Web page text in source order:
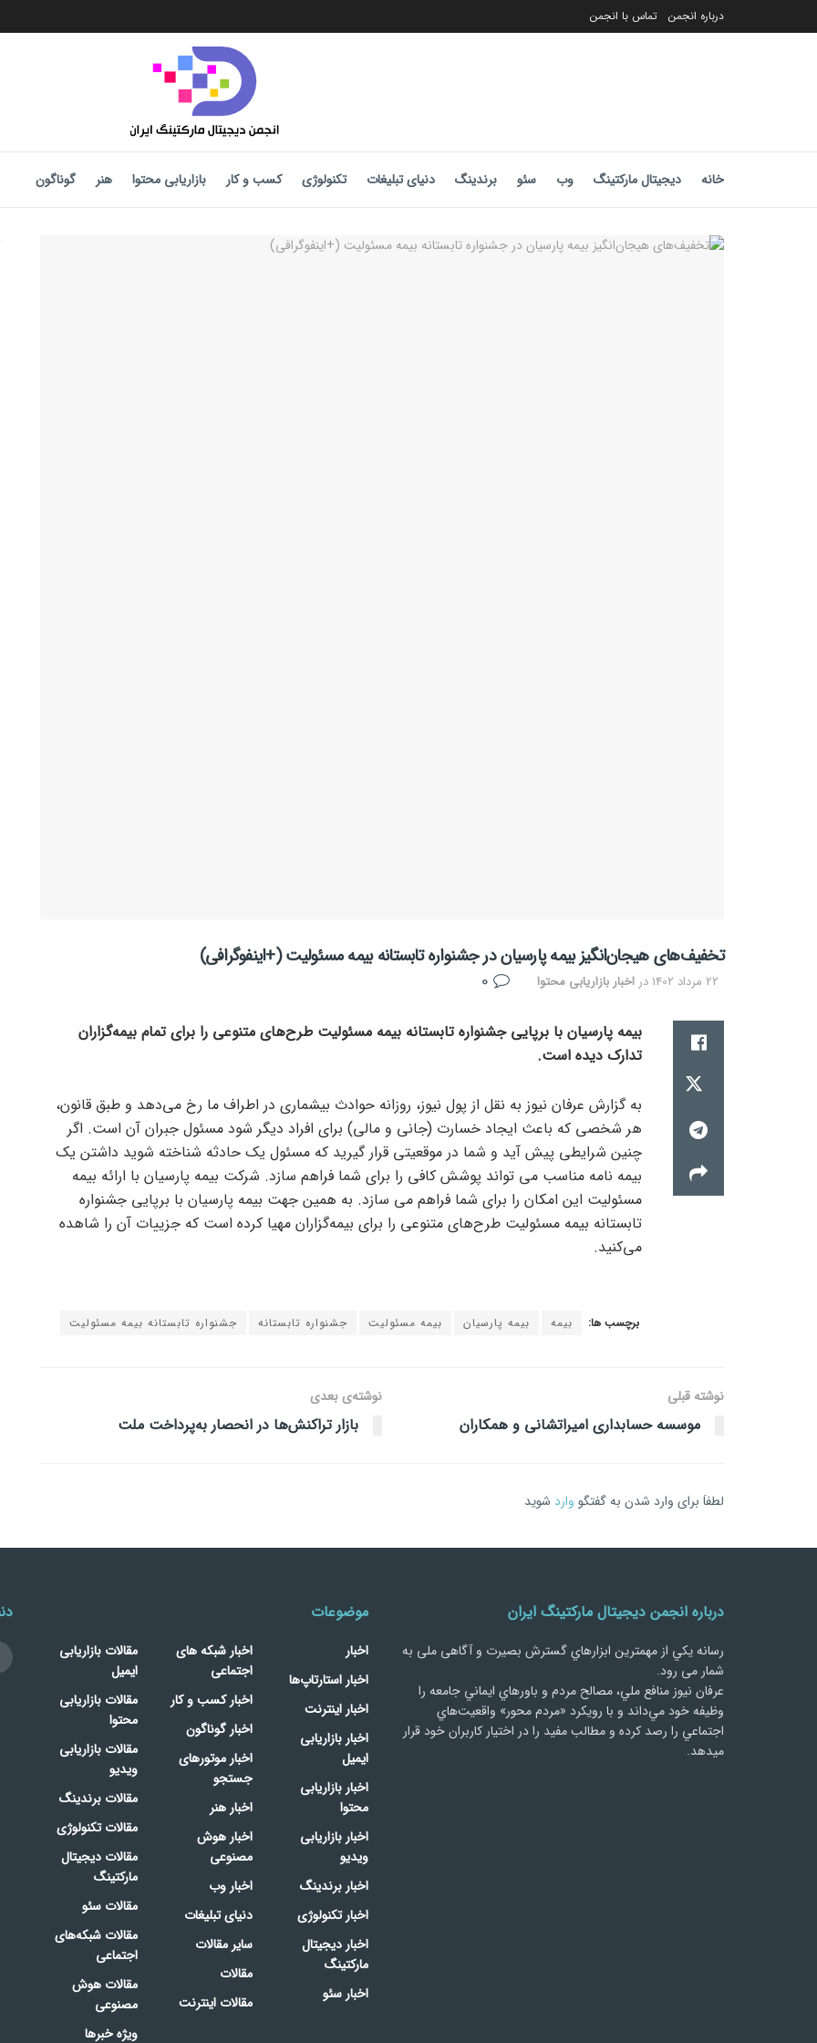
درباره انجمن تماس با انجمن
خانه دیجیتال مارکتینگ وب سئو برندینگ دنیای تبلیغات تکنولوژی کسب و کار بازاریابی محتوا هنر گوناگون
تخفیف‌های هیجان‌انگیز بیمه پارسیان در جشنواره تابستانه بیمه مسئولیت (+اینفوگرافی)
22 مرداد 1402 دراخبار بازاریابی محتوا
بیمه پارسیان با برپایی جشنواره تابستانه بیمه مسئولیت طرح‌های متنوعی را برای تمام بیمه‌گزاران
تدارک دیده است.
به گزارش عرفان نیوز به نقل از پول نیوز، روزانه حوادث بیشماری در اطراف ما رخ می‌دهد و طبق قانون،
هر شخصی که باعث ایجاد خسارت (جانی و مالی) برای افراد دیگر شود مسئول جبران آن است. اگر
چنین شرایطی پیش آید و شما در موقعیتی قرار گیرید که مسئول یک حادثه شناخته شوید داشتن یک
بیمه نامه مناسب می تواند پوشش کافی را برای شما فراهم سازد. شرکت بیمه پارسیان با ارائه بیمه
مسئولیت این امکان را برای شما فراهم می سازد. به همین جهت بیمه پارسیان با برپایی جشنواره
تابستانه بیمه مسئولیت طرح‌های متنوعی را برای بیمه‌گزاران مهیا کرده است که جزییات آن را شاهده
می‌کنید.
برچسب ها: بیمه بیمه پارسیان بیمه مسئولیت جشنواره تابستانه جشنواره تابستانه بیمه مسئولیت
نوشته قبلی
موسسه حسابداری امیراتشانی و همکاران
نوشته‌ی بعدی
بازار تراکنش‌ها در انحصار به‌پرداخت ملت
لطفاَ برای وارد شدن به گفتگو وارد شوید
درباره انجمن دیجیتال مارکتینگ ایران
رسانه يكي از مهمترین ابزارهاي گسترش بصیرت و آگاهی ملی به
شمار می رود.
عرفان نیوز منافع ملي، مصالح مردم و باورهاي ايماني جامعه را
وظيفه خود مي‌داند و با رويكرد «مردم‌ محور» واقعيت‌هاي
اجتماعي را رصد کرده و مطالب مفید را در اختیار کاربران خود قرار
میدهد.
موضوعات
اخبار
اخبار استارتاپ‌ها
اخبار اینترنت
اخبار بازاریابی
ایمیل
اخبار بازاریابی
محتوا
اخبار بازاریابی
ویدیو
اخبار برندینگ
اخبار تکنولوژی
اخبار دیجیتال
مارکتینگ
اخبار سئو
اخبار شبکه های
اجتماعی
اخبار کسب و کار
اخبار گوناگون
اخبار موتورهای
جستجو
اخبار هنر
اخبار هوش
مصنوعی
اخبار وب
دنیای تبلیغات
سایر مقالات
مقالات
مقالات اینترنت
مقالات بازاریابی
ایمیل
مقالات بازاریابی
محتوا
مقالات بازاریابی
ویدیو
مقالات برندینگ
مقالات تکنولوژی
مقالات دیجیتال
مارکتینگ
مقالات سئو
مقالات شبکه‌های
اجتماعی
مقالات هوش
مصنوعی
ویژه خبرها